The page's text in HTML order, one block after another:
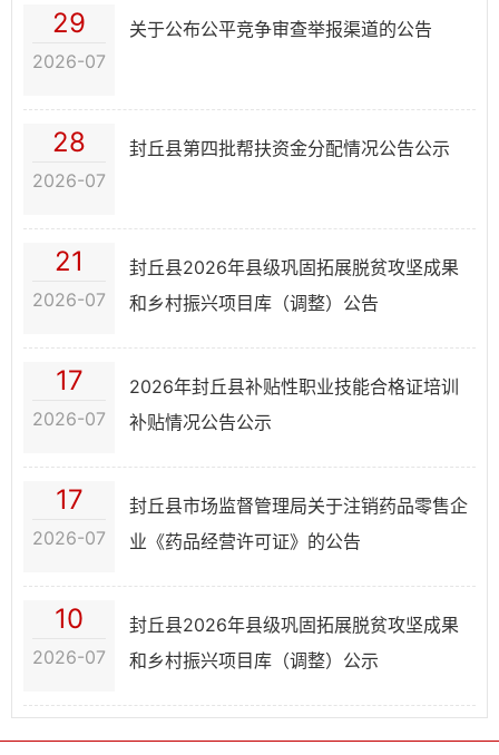
29
2026-07
关于公布公平竞争审查举报渠道的公告
28
2026-07
封丘县第四批帮扶资金分配情况公告公示
21
2026-07
封丘县2026年县级巩固拓展脱贫攻坚成果
和乡村振兴项目库（调整）公告
17
2026-07
2026年封丘县补贴性职业技能合格证培训
补贴情况公告公示
17
2026-07
封丘县市场监督管理局关于注销药品零售企
业《药品经营许可证》的公告
10
2026-07
封丘县2026年县级巩固拓展脱贫攻坚成果
和乡村振兴项目库（调整）公示